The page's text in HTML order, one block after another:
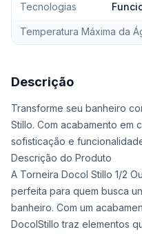
Tecnologias
Temperatura Máxima da
Descrição
Transforme seu banheiro
Stillo. Com acabamento em
sofisticação e
Descrição do Produto
A Torneira Docol Stillo 1/2
perfeita para quem busca
banheiro. Com um
DocolStillo traz elementos